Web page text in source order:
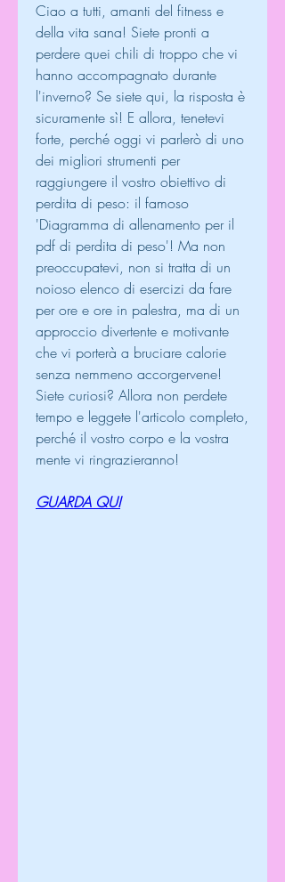
Ciao a tutti, amanti del fitness e
della vita sana! Siete pronti a
perdere quei chili di troppo che vi
hanno accompagnato durante
l'inverno? Se siete qui, la risposta è
sicuramente sì! E allora, tenetevi
forte, perché oggi vi parlerò di uno
dei migliori strumenti per
raggiungere il vostro obiettivo di
perdita di peso: il famoso
'Diagramma di allenamento per il
pdf di perdita di peso'! Ma non
preoccupatevi, non si tratta di un
noioso elenco di esercizi da fare
per ore e ore in palestra, ma di un
approccio divertente e motivante
che vi porterà a bruciare calorie
senza nemmeno accorgervene!
Siete curiosi? Allora non perdete
tempo e leggete l'articolo completo,
perché il vostro corpo e la vostra
mente vi ringrazieranno!
GUARDA QUI